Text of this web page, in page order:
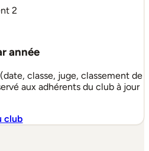
2
année
classe, juge, classement de
aux adhérents du club à jour
club